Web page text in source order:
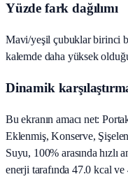
Yüzde fark dağılımı
Mavi/yeşil çubuklar birinci
kalemde daha yüksek
Dinamik
Bu ekranın amacı net:
Eklenmiş, Konserve,
Suyu, 100% arasında hızlı
enerji tarafında 47.0 kcal